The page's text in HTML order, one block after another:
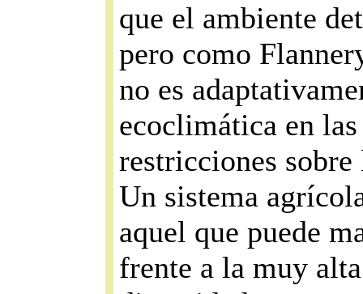
que el ambiente
pero como
no es
ecoclimática en
restricciones
Un sistema
aquel que puede
frente a la muy